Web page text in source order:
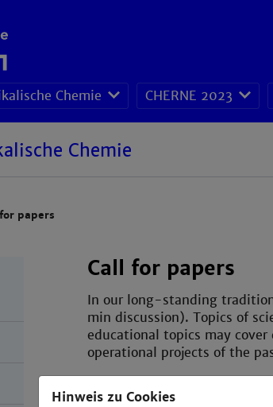
Chemie CHERNE 2023
Chemie
papers
Call for papers
In our long-standing
min discussion). Topics of
educational topics may
operational projects of the
Hinweis zu Cookies